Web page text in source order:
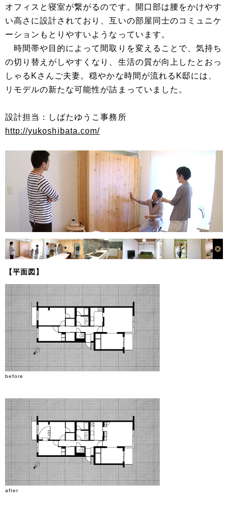
オフィスと寝室が繋がるのです。開口部は腰をかけやす
い高さに設計されており、互いの部屋同士のコミュニケ
ーションもとりやすいようなっています。
時間帯や目的によって間取りを変えることで、気持ち
の切り替えがしやすくなり、生活の質が向上したとおっ
しゃるKさんご夫妻。穏やかな時間が流れるK邸には、
リモデルの新たな可能性が詰まっていました。
設計担当：しばたゆうこ事務所
http://yukoshibata.com/
【平面図】
before
after